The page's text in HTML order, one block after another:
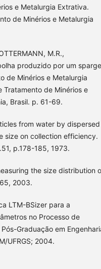
e Metalurgia Extrativa.
de Minérios e Metalurgia
M.R.,
produzido por um
de Minérios e Metalurgia
Tratamento de Minérios e
Brasil. p. 61-69.
from water by dispersed
size on collection efficiency.
p.178-185, 1973.
the size distribution
2003.
LTM-BSizer para a
no Processo de
Graduação em
UFRGS; 2004.